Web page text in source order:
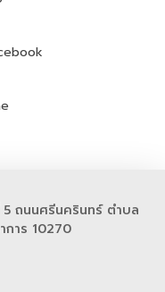
ถนนศรีนครินทร์ ตำบล
การ 10270